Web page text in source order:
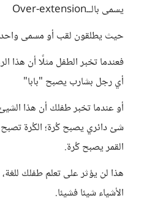
يسمى بالــOver-extension
حيث يطلقون لقب أو مسمى
فعندما تخبر الطفل مثلًا أن هذا
أي رجل بشارب يصبح "بابا"
أو عندما تخبر طفلك أن هذا
شئ دائري يصبح كُرة؛ الكُرة تصبح
القمر يصبح كُرة.
هذا لن يؤثر على تعلم طفلك
الأشياء شيئا فشيئا.